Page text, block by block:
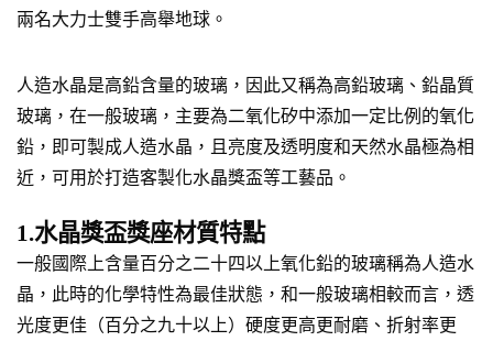
兩名大力士雙手高舉地球。
人造水晶是高鉛含量的玻璃，因此又稱為高鉛玻璃、鉛晶質
玻璃，在一般玻璃，主要為二氧化矽中添加一定比例的氧化
鉛，即可製成人造水晶，且亮度及透明度和天然水晶極為相
近，可用於打造客製化水晶獎盃等工藝品。
1.水晶獎盃獎座材質特點
一般國際上含量百分之二十四以上氧化鉛的玻璃稱為人造水
晶，此時的化學特性為最佳狀態，和一般玻璃相較而言，透
光度更佳（百分之九十以上）硬度更高更耐磨、折射率更